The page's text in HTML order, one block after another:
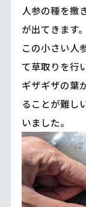
人参の種を撒
が出てきます。
この小さい人
て草取りを行
ギザギザの葉
ることが難し
いました。